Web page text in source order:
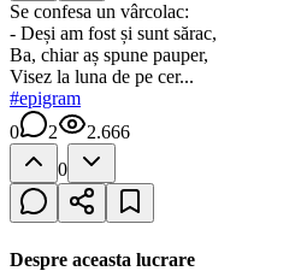
Se confesa un vârcolac:
- Deși am fost și sunt sărac,
Ba, chiar aș spune pauper,
Visez la luna de pe cer...
#epigram
0
2
2.666
0
Despre aceasta lucrare